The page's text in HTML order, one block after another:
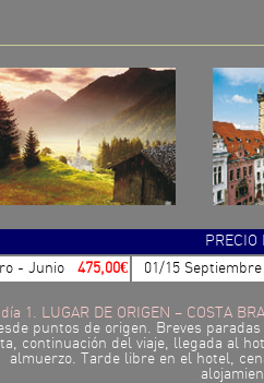
PRECIO
- Junio
475,00€ 01/15 Septiembre
día 1. LUGAR DE ORIGEN – COSTA
puntos de origen. Breves paradas
continuación del viaje, llegada al
almuerzo. Tarde libre en el hotel,